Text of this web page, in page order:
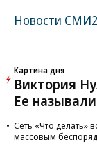
Новости СМИ2
Картина дня
Виктория
Ее
Сеть «Что делать»
массовым